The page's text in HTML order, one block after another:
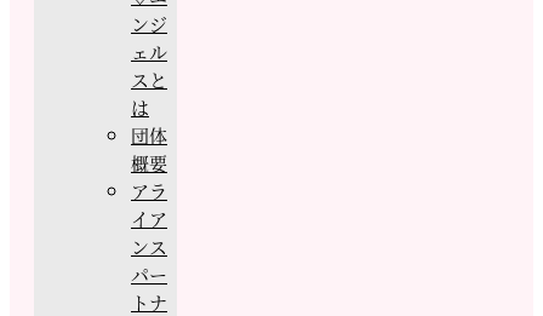
ンジ
ェル
スと
は
団体
概要
アラ
イア
ンス
パー
トナ